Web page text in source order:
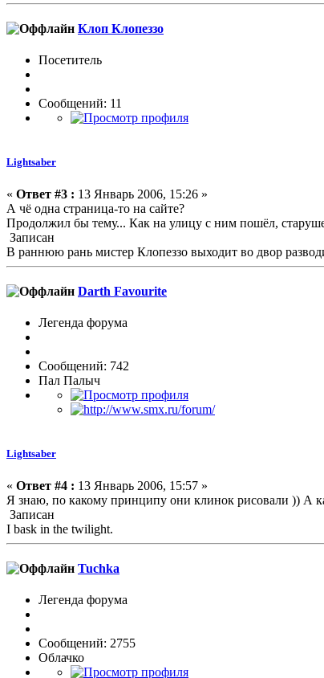
Клоп Клопеззо
Посетитель
Сообщений: 11
Lightsaber
« Ответ #3 : 13 Январь 2006, 15:26 »
А чё одна страница-то на сайте?
Продолжил бы тему... Как на улицу с ним пошёл,
Записан
В раннюю рань мистер Клопеззо выходит во двор
Darth Favourite
Легенда форума
Сообщений: 742
Пал Палыч
Lightsaber
« Ответ #4 : 13 Январь 2006, 15:57 »
Я знаю, по какому принципу они клинок рисовали )) А
Записан
I bask in the twilight.
Tuchka
Легенда форума
Сообщений: 2755
Облачко